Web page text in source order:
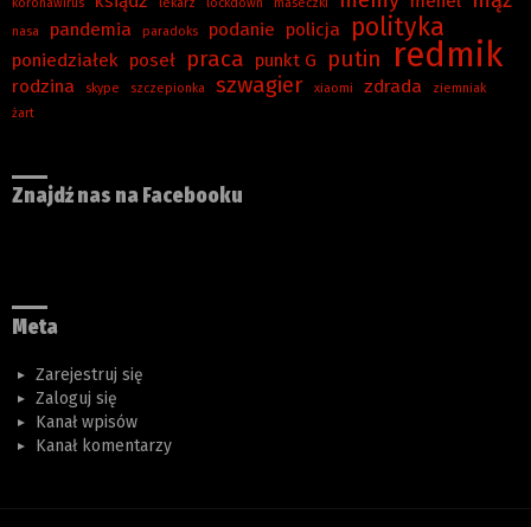
koronawirus lekarz lockdown maseczki
nasa pandemia paradoks podanie policja polityka
poniedziałek poseł praca punkt G putin redmik
rodzina skype szczepionka szwagier xiaomi zdrada
ziemniak
żart
Znajdź nas na Facebooku
Meta
Zarejestruj się
Zaloguj się
Kanał wpisów
Kanał komentarzy